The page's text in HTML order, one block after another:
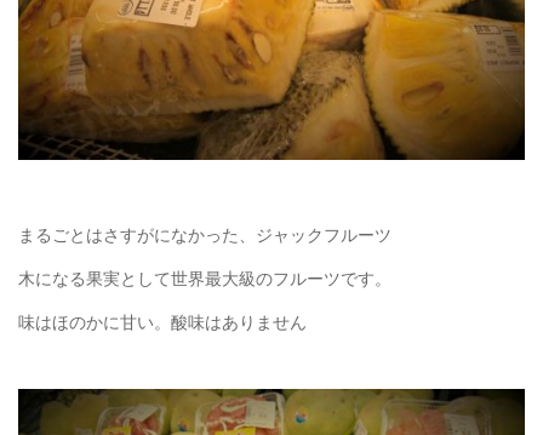
まるごとはさすがになかった、ジャックフルーツ
木になる果実として世界最大級のフルーツです。
味はほのかに甘い。酸味はありません